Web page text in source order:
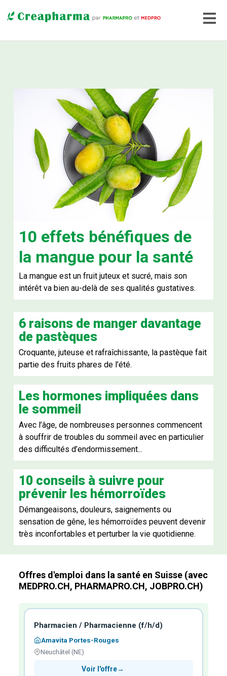
10 effets bénéfiques de
la mangue pour la santé
La mangue est un fruit juteux et sucré, mais son
intérêt va bien au-delà de ses qualités gustatives.
6 raisons de manger davantage
de pastèques
Croquante, juteuse et rafraîchissante, la pastèque fait
partie des fruits phares de l’été.
Les hormones impliquées dans
le sommeil
Avec l’âge, de nombreuses personnes commencent
à souffrir de troubles du sommeil avec en particulier
des difficultés d’endormissement...
10 conseils à suivre pour
prévenir les hémorroïdes
Démangeaisons, douleurs, saignements ou
sensation de gêne, les hémorroïdes peuvent devenir
très inconfortables et perturber la vie quotidienne.
Offres d'emploi dans la santé en Suisse (avec
MEDPRO.CH, PHARMAPRO.CH, JOBPRO.CH)
Pharmacien / Pharmacienne (f/h/d)
Amavita Portes-Rouges
Neuchâtel (NE)
Voir l'offre→